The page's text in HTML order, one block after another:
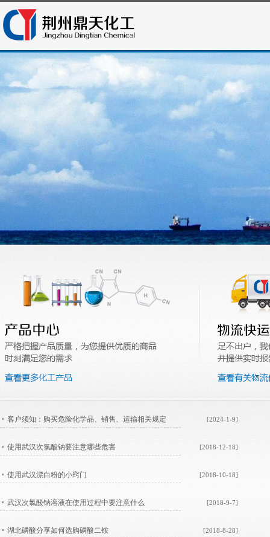
客户须知：购买危险化学品、销售、运输相关规定 [2024-1-9]
使用武汉次氯酸钠要注意哪些危害 [2018-12-18]
使用武汉漂白粉的小窍门 [2018-10-18]
武汉次氯酸钠溶液在使用过程中要注意什么 [2018-9-7]
湖北磷酸分享如何选购磷酸二铵 [2018-8-28]